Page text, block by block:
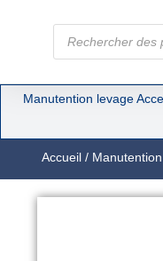
Manutention levage
Accueil/